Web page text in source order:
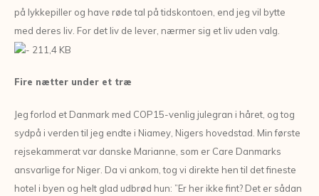
på lykkepiller og have røde tal på tidskontoen, end jeg vil bytte
med deres liv. For det liv de lever, nærmer sig et liv uden valg.
Fire nætter under et træ
Jeg forlod et Danmark med COP15-venlig julegran i håret, og tog
sydpå i verden til jeg endte i Niamey, Nigers hovedstad. Min første
rejsekammerat var danske Marianne, som er Care Danmarks
ansvarlige for Niger. Da vi ankom, tog vi direkte hen til det fineste
hotel i byen og helt glad udbrød hun: ”Er her ikke fint? Det er sådan